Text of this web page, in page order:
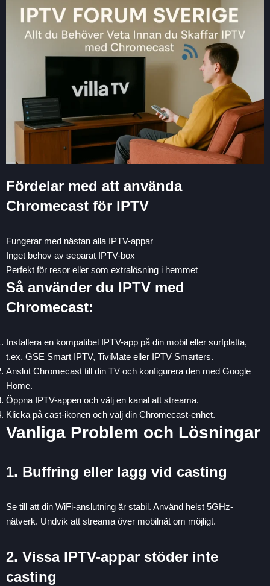
Fördelar med att använda
Chromecast för IPTV
Fungerar med nästan alla IPTV-appar
Inget behov av separat IPTV-box
Perfekt för resor eller som extralösning i hemmet
Så använder du IPTV med
Chromecast:
Installera en kompatibel IPTV-app på din mobil eller surfplatta,
t.ex. GSE Smart IPTV, TiviMate eller IPTV Smarters.
Anslut Chromecast till din TV och konfigurera den med Google
Home.
Öppna IPTV-appen och välj en kanal att streama.
Klicka på cast-ikonen och välj din Chromecast-enhet.
Vanliga Problem och Lösningar
1. Buffring eller lagg vid casting
Se till att din WiFi-anslutning är stabil. Använd helst 5GHz-
nätverk. Undvik att streama över mobilnät om möjligt.
2. Vissa IPTV-appar stöder inte
casting